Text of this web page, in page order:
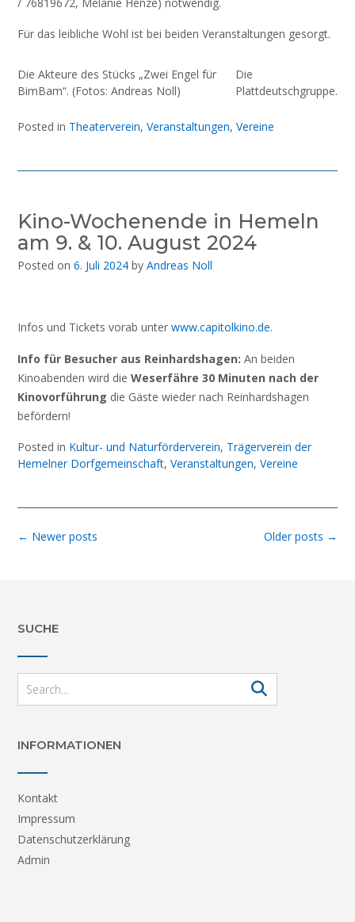
Für das leibliche Wohl ist bei beiden Veranstaltungen gesorgt.
Die Akteure des Stücks „Zwei Engel für
BimBam“. (Fotos: Andreas Noll)
Die
Plattdeutschgruppe.
Posted in Theaterverein, Veranstaltungen, Vereine
Kino-Wochenende in Hemeln
am 9. & 10. August 2024
Posted on 6. Juli 2024 by Andreas Noll
Infos und Tickets vorab unter www.capitolkino.de.
Info für Besucher aus Reinhardshagen: An beiden
Kinoabenden wird die Weserfähre 30 Minuten nach der
Kinovorführung die Gäste wieder nach Reinhardshagen
befördern!
Posted in Kultur- und Naturförderverein, Trägerverein der
Hemelner Dorfgemeinschaft, Veranstaltungen, Vereine
Posts
Older posts →
← Newer posts
SUCHE
INFORMATIONEN
Kontakt
Impressum
Datenschutzerklärung
Admin